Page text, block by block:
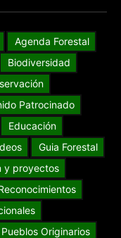
Agenda Forestal
Biodiversidad
Patrocinado
Educación
Guia Forestal
y proyectos
Pueblos Originarios